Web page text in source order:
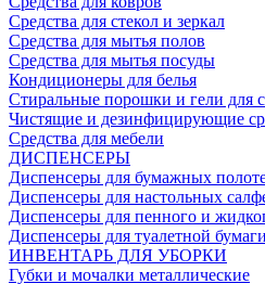
Средства для стекол и зеркал
Средства для мытья полов
Средства для мытья посуды
Кондиционеры для белья
Стиральные порошки и гели для
Чистящие и дезинфицирующие
Средства для мебели
ДИСПЕНСЕРЫ
Диспенсеры для бумажных
Диспенсеры для настольных
Диспенсеры для пенного и
Диспенсеры для туалетной бумаги
ИНВЕНТАРЬ ДЛЯ УБОРКИ
Губки и мочалки металлические